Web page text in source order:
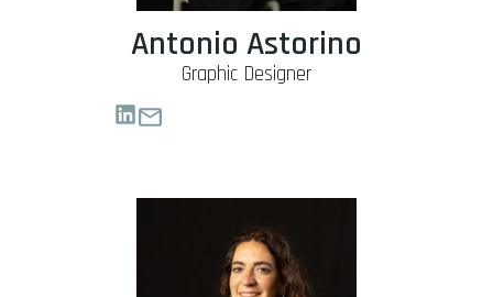
Antonio Astorino
Graphic Designer